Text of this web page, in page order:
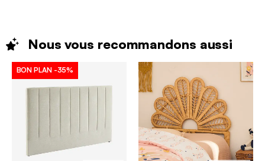
Nous vous recommandons aussi
BON PLAN -35%